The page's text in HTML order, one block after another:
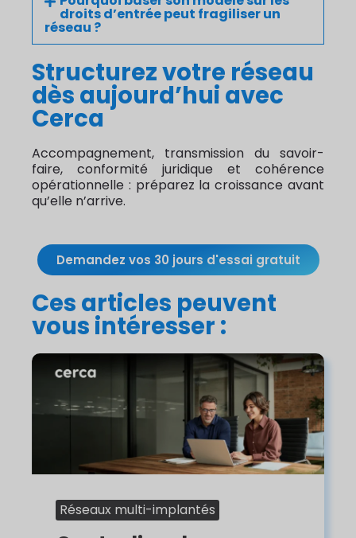
droits d’entrée peut fragiliser un
réseau ?
Structurez votre réseau
dès aujourd’hui avec
Cerca
Accompagnement, transmission du savoir-
faire, conformité juridique et cohérence
opérationnelle : préparez la croissance avant
qu’elle n’arrive.
Demandez vos 30 jours d'essai gratuit
Ces articles peuvent
vous intéresser :
Réseaux multi-implantés